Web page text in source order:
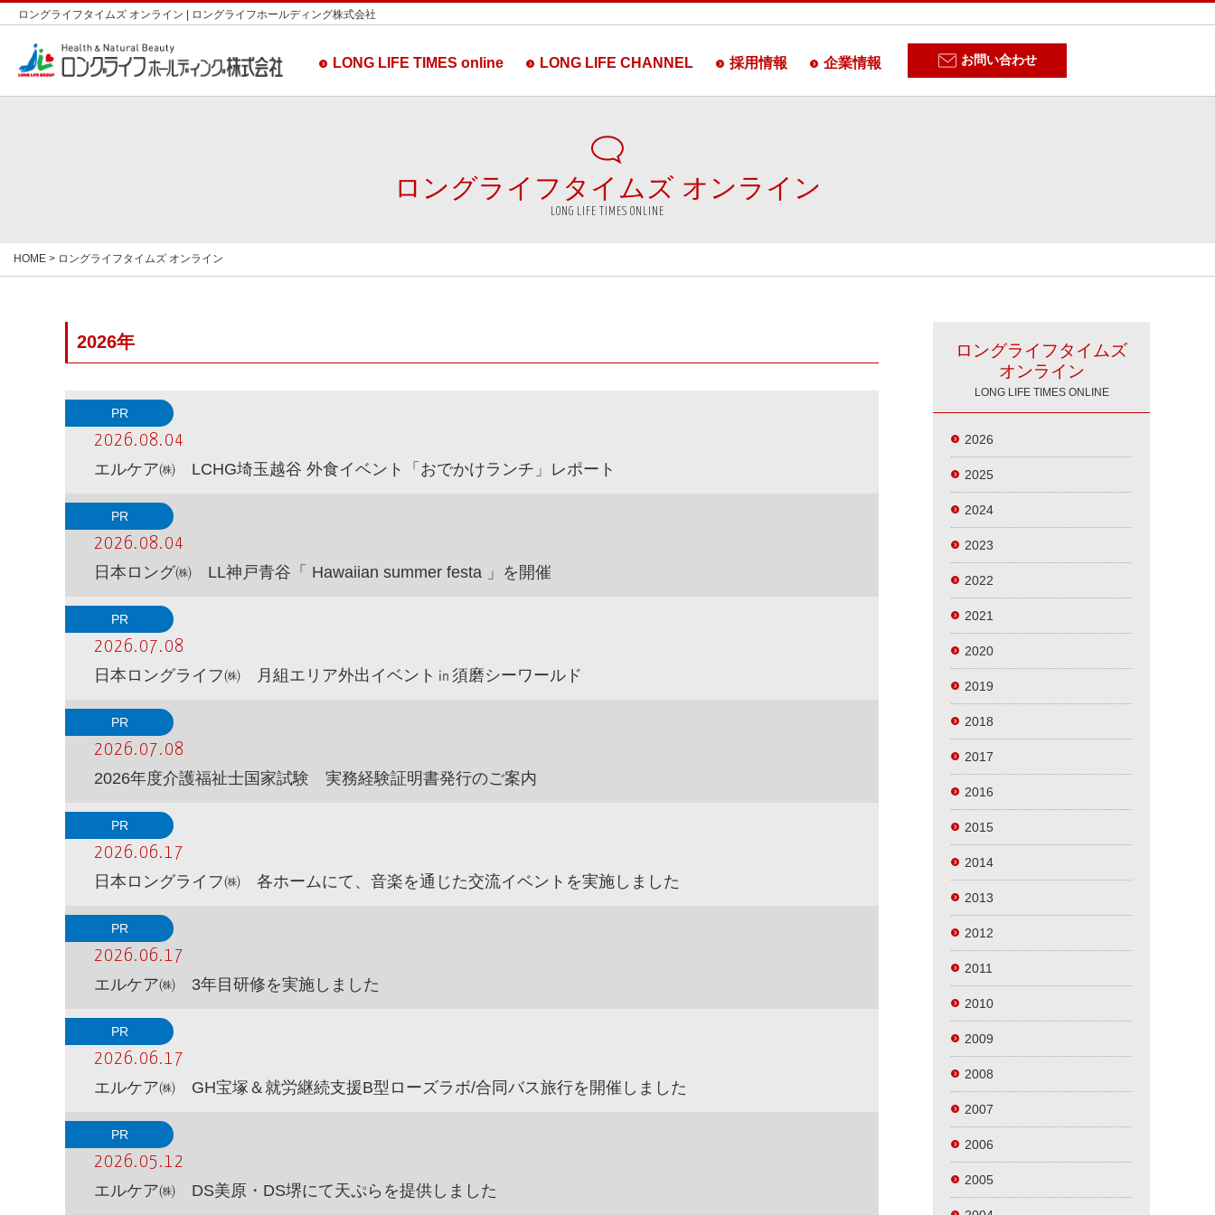
ロングライフタイムズ オンライン | ロングライフホールディング株式会社
LONG LIFE TIMES online LONG LIFE CHANNEL 採用情報 企業情報 お問い合わせ
ロングライフタイムズ オンライン
LONG LIFE TIMES ONLINE
HOME > ロングライフタイムズ オンライン
2026年
PR
2026.08.04
エルケア㈱ LCHG埼玉越谷 外食イベント「おでかけランチ」レポート
PR
2026.08.04
日本ロング㈱ LL神戸青谷「 Hawaiian summer festa 」を開催
PR
2026.07.08
日本ロングライフ㈱ 月組エリア外出イベント㏌須磨シーワールド
PR
2026.07.08
2026年度介護福祉士国家試験 実務経験証明書発行のご案内
PR
2026.06.17
日本ロングライフ㈱ 各ホームにて、音楽を通じた交流イベントを実施しました
PR
2026.06.17
エルケア㈱ 3年目研修を実施しました
PR
2026.06.17
エルケア㈱ GH宝塚＆就労継続支援B型ローズラボ/合同バス旅行を開催しました
PR
2026.05.12
エルケア㈱ DS美原・DS堺にて天ぷらを提供しました
ロングライフタイムズ
オンライン
LONG LIFE TIMES ONLINE
2026
2025
2024
2023
2022
2021
2020
2019
2018
2017
2016
2015
2014
2013
2012
2011
2010
2009
2008
2007
2006
2005